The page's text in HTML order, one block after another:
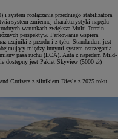
system rozłączania przedniego stabilizatora
system zmiennej charakterystyki napędu
warunkach zwiększa Multi-Terrain
perspektyw. Parkowanie wspiera
czujniki z przodu i z tyłu. Standardem jest
między innymi system ostrzegania
pasa ruchu (LCA). Auta z napędem Mild-
dostępny jest Pakiet Skyview (5000 zł)
Cruisera z silnikiem Diesla z 2025 roku